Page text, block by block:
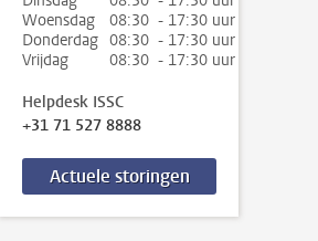
Woensdag
08:30 - 17:30 uur
Donderdag 08:30 - 17:30 uur
Vrijdag
08:30 - 17:30 uur
Helpdesk ISSC
+31 71 527 8888
Actuele storingen